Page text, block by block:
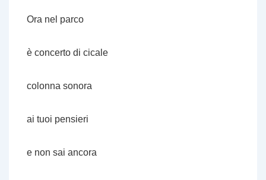
Ora nel parco
è concerto di cicale
colonna sonora
ai tuoi pensieri
e non sai ancora